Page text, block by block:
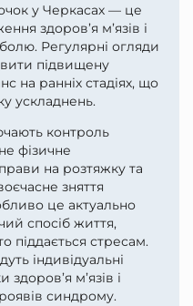
у Черкасах — це
здоров’я м’язів і
Регулярні огляди
підвищену
на ранніх стадіях, що
ускладнень.
контроль
фізичне
на розтяжку та
зняття
це актуально
спосіб життя,
піддається стресам.
індивідуальні
м’язів і
синдрому.